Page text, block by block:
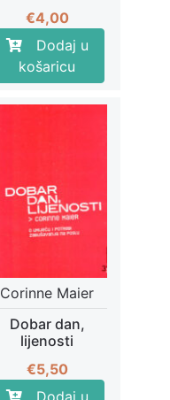
€4,00
Dodaj u
košaricu
Corinne Maier
Dobar dan,
lijenosti
€5,50
Dodaj u